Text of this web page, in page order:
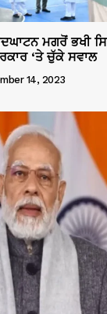
ਮਗਰੋਂ ਭਖੀ
‘ਤੇ ਚੁੱਕੇ ਸਵਾਲ
14, 2023